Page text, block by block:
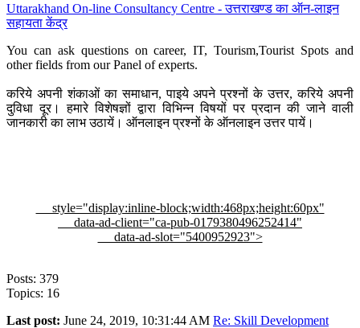
Uttarakhand On-line Consultancy Centre - उत्तराखण्ड का ऑन-लाइन
सहायता केंद्र
You can ask questions on career, IT, Tourism,Tourist Spots and
other fields from our Panel of experts.
करिये अपनी शंकाओं का समाधान, पाइये अपने प्रश्नों के उत्तर, करिये अपनी
दुविधा दूर। हमारे विशेषज्ञों द्वारा विभिन्न विषयों पर प्रदान की जाने वाली
जानकारी का लाभ उठायें। ऑनलाइन प्रश्नों के ऑनलाइन उत्तर पायें।
style="display:inline-block;width:468px;height:60px"
data-ad-client="ca-pub-0179380496252414"
data-ad-slot="5400952923">
Posts: 379
Topics: 16
Last post: June 24, 2019, 10:31:44 AM Re: Skill Development